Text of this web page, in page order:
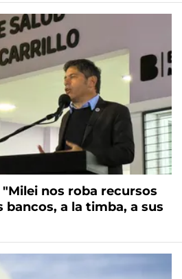
nos roba recursos
bancos, a la timba, a sus